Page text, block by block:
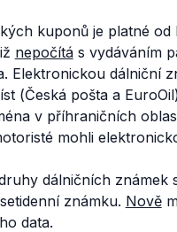
kuponů je platné
nepočítás vydáváním
Elektronickou dálniční
(Česká pošta a
v příhraničních
mohli
dálničních známek
známku. Nově
data.